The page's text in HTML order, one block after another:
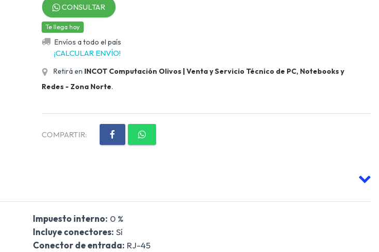
CONSULTAR
Te llega hoy
Envíos a todo el país
¡CALCULAR ENVÍO!
Retirá en INCOT Computación Olivos | Venta y Servicio Técnico de PC, Notebooks y
Redes - Zona Norte.
COMPARTIR:
Impuesto interno: 0 %
Incluye conectores: Sí
Conector de entrada: RJ-45